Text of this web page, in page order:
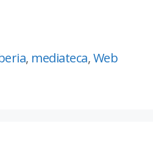
, mediateca,Web